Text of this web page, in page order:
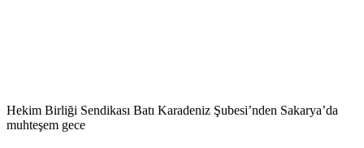
Hekim Birliği Sendikası Batı Karadeniz Şubesi’nden Sakarya’da
muhteşem gece